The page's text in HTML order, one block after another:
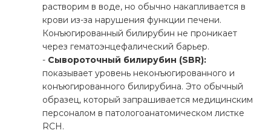
растворим в воде, но обычно накапливается в
крови из-за нарушения функции печени.
Конъюгированный билирубин не проникает
через гематоэнцефалический барьер.
- Сывороточный билирубин (SBR):
показывает уровень неконъюгированного и
конъюгированного билирубина. Это обычный
образец, который запрашивается медицинским
персоналом в патологоанатомическом листке
RCH.